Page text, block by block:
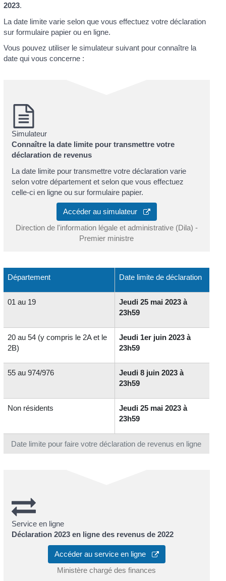
2023.
La date limite varie selon que vous effectuez votre déclaration
sur formulaire papier ou en ligne.
Vous pouvez utiliser le simulateur suivant pour connaître la
date qui vous concerne :
Simulateur
Connaître la date limite pour transmettre votre
déclaration de revenus
La date limite pour transmettre votre déclaration varie
selon votre département et selon que vous effectuez
celle-ci en ligne ou sur formulaire papier.
Accéder au simulateur
Direction de l'information légale et administrative (Dila) -
Premier ministre
Date limite pour faire votre déclaration de revenus en ligne
Département Date limite de déclaration
01 au 19
Jeudi 25 mai 2023 à
23h59
20 au 54 (y compris le 2A et le
2B)
Jeudi 1er juin 2023 à
23h59
55 au 974/976
Jeudi 8 juin 2023 à
23h59
Non résidents
Jeudi 25 mai 2023 à
23h59
Service en ligne
Déclaration 2023 en ligne des revenus de 2022
Accéder au service en ligne
Ministère chargé des finances